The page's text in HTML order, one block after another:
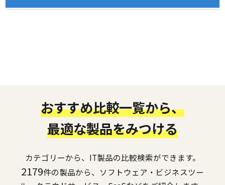
おすすめ比較一覧から、
最適な製品をみつける
カテゴリーから、IT製品の比較検索ができます。
2179件の製品から、ソフトウェア・ビジネスツー